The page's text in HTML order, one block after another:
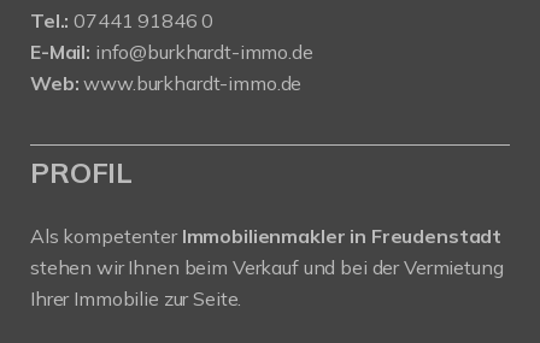
Tel.: 07441 91846 0
E-Mail: info@burkhardt-immo.de
Web: www.burkhardt-immo.de
PROFIL
Als kompetenter Immobilienmakler in Freudenstadt
stehen wir Ihnen beim Verkauf und bei der Vermietung
Ihrer Immobilie zur Seite.